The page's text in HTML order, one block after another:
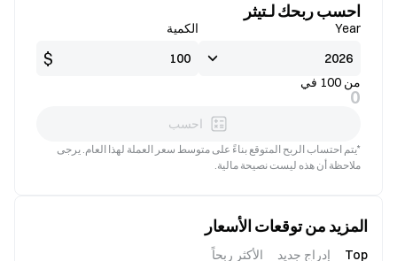
احسب ربحك لـتيثر
Year الكمية
$
من 100 في
0
احسب
*يتم احتساب الربح المتوقع بناءً على متوسط سعر العملة لهذا العام. يرجى
ملاحظة أن هذه ليست نصيحة مالية.
المزيد من توقعات الأسعار
Top إدراج جديد الأكثر ربحاً